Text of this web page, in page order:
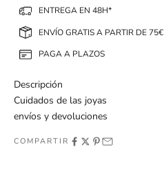
ENTREGA EN 48H*
ENVÍO GRATIS A PARTIR DE 75€
PAGA A PLAZOS
Descripción
Cuidados de las joyas
envíos y devoluciones
COMPARTIR